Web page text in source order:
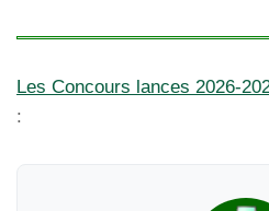
Les Concours lances 2026-
: